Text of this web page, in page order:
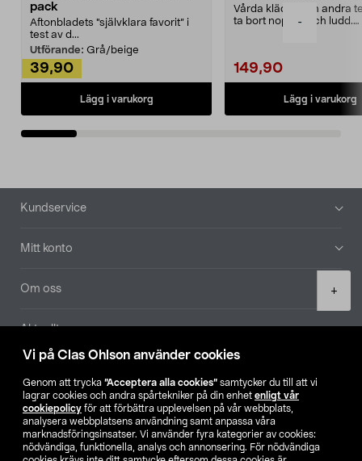
Vi på Clas Ohlson använder cookies
Genom att trycka ”Acceptera alla cookies” samtycker du till att vi
lagrar cookies och andra spårtekniker på din enhet enligt vår
cookiepolicy för att förbättra upplevelsen på vår webbplats,
analysera webbplatsens användning samt anpassa våra
marknadsföringsinsatser. Vi använder fyra kategorier av cookies:
nödvändiga, funktionella, analys och annonsering. För nödvändiga
-
+
pack
Aftonbladets "självklara favorit” i
test av d...
Utförande: Grå/beige
39,90
Lägg i varukorg
Vårda kläder och andra
ta bort noppor och ludd.
149,90
Lägg i varukorg
Sidfot
Kundservice
Mitt konto
Om oss
Aktuellt
Hitta butik
SE NO FI